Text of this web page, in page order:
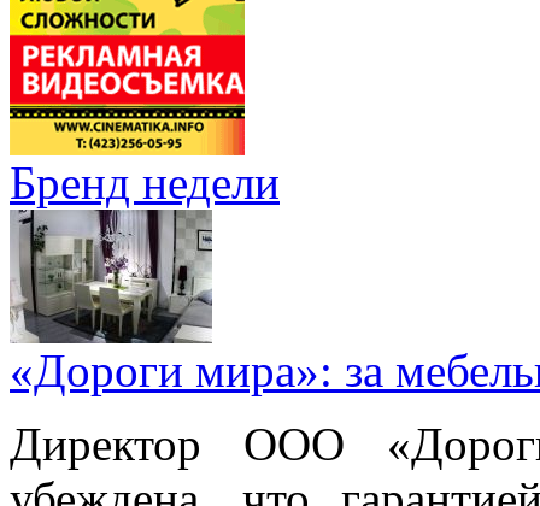
Бренд недели
«Дороги мира»: за
Директор ООО